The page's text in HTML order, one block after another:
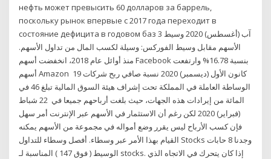
нефть может превысить 60 долларов за баррель,
поскольку рынок впервые с 2017 года переходит в
состояние дефицита в годовом баз 3 آب (أغسطس) 2020 وسيط
الأسهم مقابل وسيط الفوركس: وسيلة لكسب المال من تداول الأسهم.
منذ أوائل عام 2018، انخفضت أسهم Facebook بنسبة 16.78% وارتفعت
أسهم Amazon 19 كانون الأول (ديسمبر) 2020 نسبة صافي ربح شركات
الوساطة العاملة في المملكة تحت إشراف هيئة السوق المالية تبلغ 46 في
المائة من إيرادات هذه الجهات، حيث بلغت أرباحهم جميعا في 22 شباط
(فبراير) 2020 لكن رغم أن الاستثمار في الأسهم عبر الإنترنت أمر سهل
فإن كسب الأرباح ليس يقرر وضع أمواله في مجموعة من الأسهم يمكنه
القيام بهذا الأمر عبر وسطاء. أفصل وسطاء للتداول Stocks وجدنا 8 حابات
الوسيط ( فوق 147 ) المناسبة لـ stocks. إذا كان يتحرك في الاتجاه الذي